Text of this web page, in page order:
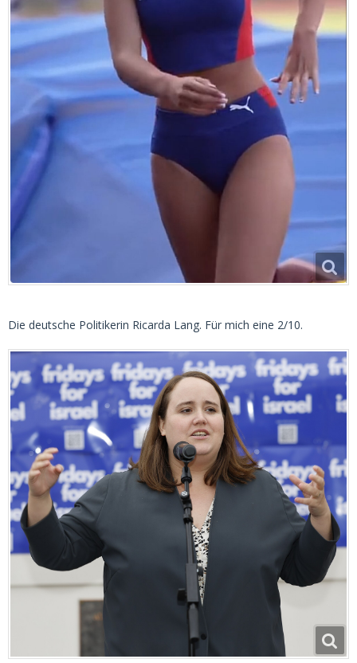
Die deutsche Politikerin Ricarda Lang. Für mich eine 2/10.